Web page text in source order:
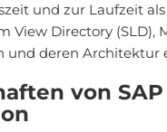
und zur Laufzeit
View Directory (SLD),
und deren Architektur
von